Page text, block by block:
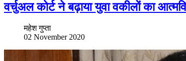
वर्चुअल कोर्ट ने बढ़ाया युवा वकीलों का
महेश गुप्ता
02 November 2020